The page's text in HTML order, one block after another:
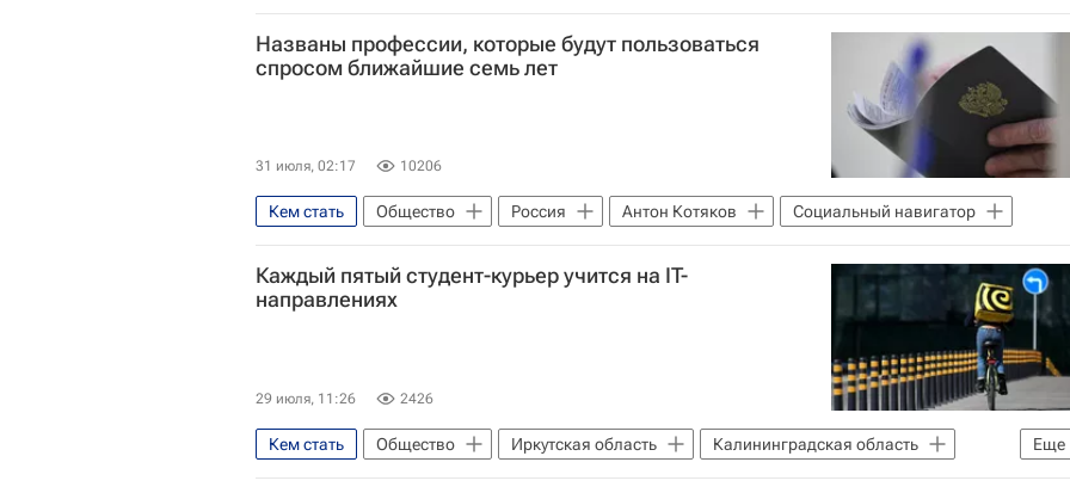
Названы профессии, которые будут пользоваться
спросом ближайшие семь лет
31 июля, 02:17 10206
Кем стать Общество Россия Антон Котяков Социальный навигатор
Каждый пятый студент-курьер учится на IT-
направлениях
29 июля, 11:26 2426
Еще
Кем стать Общество Иркутская область
Калининградская область
Социальный навигатор